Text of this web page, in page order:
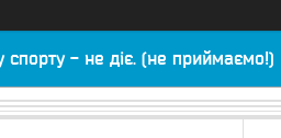
спорту - не діє. (не приймаємо!)